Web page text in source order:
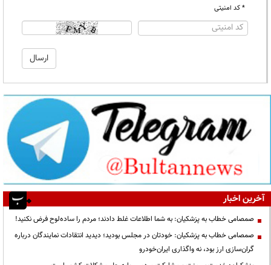
* کد امنیتی
آخرین اخبار
صمصامی خطاب به پزشکیان: به شما اطلاعات غلط دادند؛ مردم را ساده‌لوح فرض نکنید!
صمصامی خطاب به پزشکیان: خودتان در مجلس بودید؛ دیدید انتقادات نمایندگان درباره
گران‌سازی ارز بود، نه واگذاری ایران‌خودرو